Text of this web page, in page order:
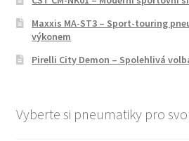
Maxxis MA-ST3 – Sport-touring
výkonem
Pirelli City Demon – Spolehlivá
Vyberte si pneumatiky pro